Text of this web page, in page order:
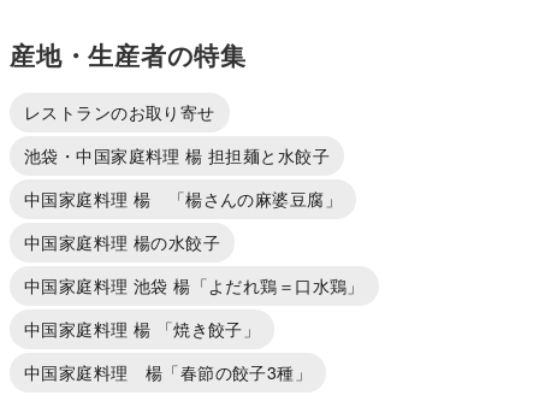
産地・生産者の特集
レストランのお取り寄せ
池袋・中国家庭料理 楊 担担麺と水餃子
中国家庭料理 楊 「楊さんの麻婆豆腐」
中国家庭料理 楊の水餃子
中国家庭料理 池袋 楊「よだれ鶏＝口水鶏」
中国家庭料理 楊 「焼き餃子」
中国家庭料理 楊「春節の餃子3種」